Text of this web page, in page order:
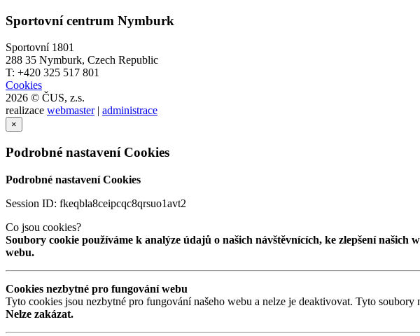
Sportovní centrum Nymburk
Sportovní 1801
288 35 Nymburk, Czech Republic
T: +420 325 517 801
Cookies
2026 © ČUS, z.s.
realizace webmaster| administrace
×
Podrobné nastavení Cookies
Podrobné nastavení Cookies
Session ID: fkeqbla8ceipcqc8qrsuo1avt2
Co jsou cookies?
Soubory cookie používáme k analýze údajů o našich návštěvnících, ke zlepšení
webu.
Cookies nezbytné pro fungování webu
Tyto cookies jsou nezbytné pro fungování našeho webu a nelze je deaktivovat. Tyto
Nelze zakázat.